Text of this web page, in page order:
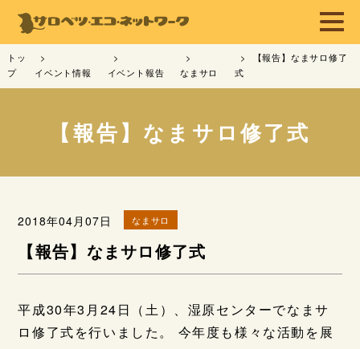
トッ
プ
イベント情報 イベント報告 なまサロ
【報告】なまサロ修了
式
【報告】なまサロ修了式
2018年04月07日 なまサロ
【報告】なまサロ修了式
平成30年3月24日（土）、湿原センターでなまサ
ロ修了式を行いました。 今年度も様々な活動を展